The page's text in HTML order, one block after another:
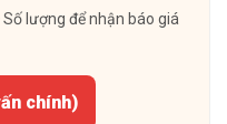
lượng để nhận báo giá
chính)